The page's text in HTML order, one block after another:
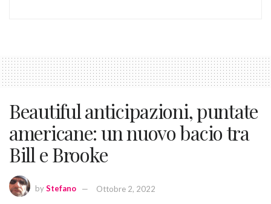
Beautiful anticipazioni, puntate
americane: un nuovo bacio tra
Bill e Brooke
byStefano Ottobre 2, 2022